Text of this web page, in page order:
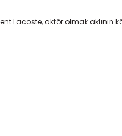
Lacoste, aktör olmak aklının